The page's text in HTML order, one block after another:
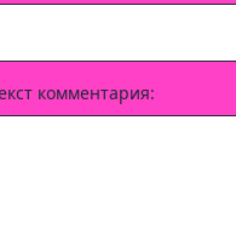
комментария: